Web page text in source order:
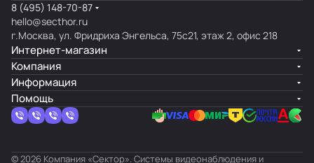
8 (495) 148-70-87
hello@secthor.ru
г.Москва, ул. Фридриха Энгельса, 75с21, этаж 2, офис 218
Интернет-магазин
Компания
Информация
Помощь
© 2026 Компания «Сектор». Системы видеонаблюдения и